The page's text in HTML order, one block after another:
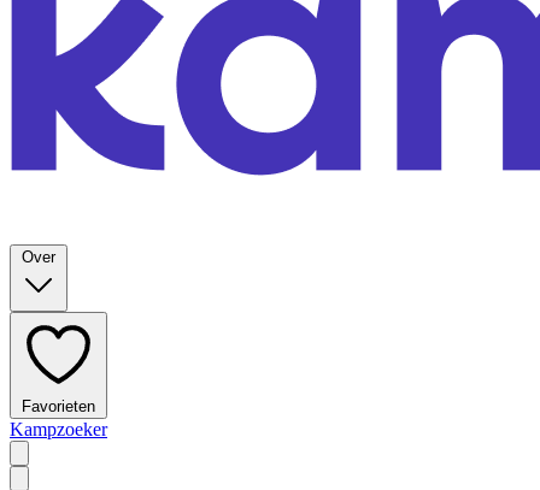
Over
Favorieten
Kampzoeker